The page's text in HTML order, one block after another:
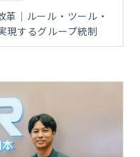
革｜ルール・ツール・
現するグループ統制